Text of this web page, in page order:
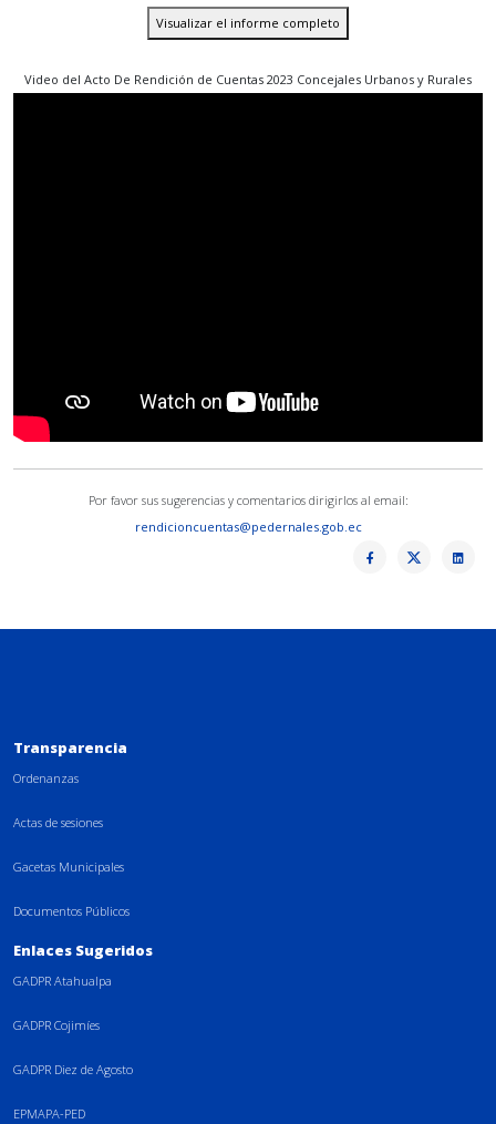
Visualizar el informe completo
Video del Acto De Rendición de Cuentas 2023 Concejales Urbanos y Rurales
Por favor sus sugerencias y comentarios dirigirlos al email:
rendicioncuentas@pedernales.gob.ec
Transparencia
Ordenanzas
Actas de sesiones
Gacetas Municipales
Documentos Públicos
Enlaces Sugeridos
GADPR Atahualpa
GADPR Cojimíes
GADPR Diez de Agosto
EPMAPA-PED